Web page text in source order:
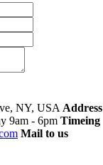
NY, USA Address
9am - 6pm Timeing
Mail to us